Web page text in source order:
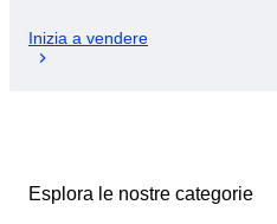
Inizia a vendere
Esplora le nostre categorie